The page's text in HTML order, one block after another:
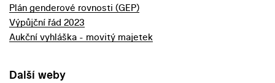
Plán genderové rovnosti (GEP)
Výpůjční řád 2023
Aukční vyhláška - movitý majetek
Další weby